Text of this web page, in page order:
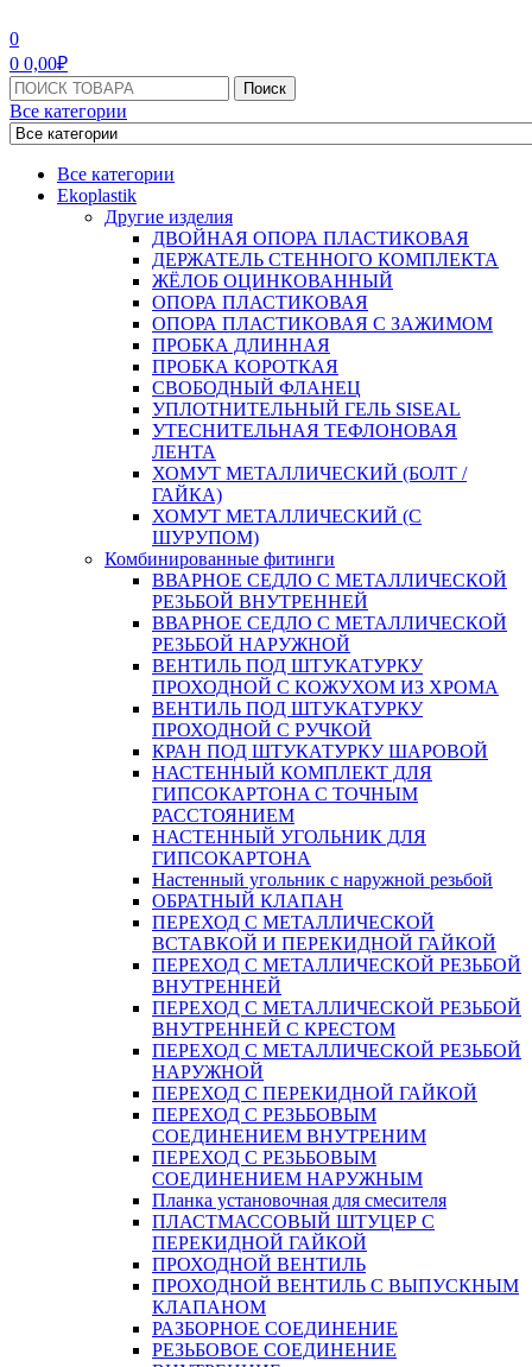
МЕНЮ
0
0 0,00₽
Поиск:
Поиск
Все категории
Все категории
Ekoplastik
Другие изделия
ДВОЙНАЯ ОПОРА ПЛАСТИКОВАЯ
ДЕРЖАТЕЛЬ СТЕННОГО КОМПЛЕКТА
ЖЁЛОБ ОЦИНКОВАННЫЙ
ОПОРА ПЛАСТИКОВАЯ
ОПОРА ПЛАСТИКОВАЯ С ЗАЖИМОМ
ПРОБКА ДЛИННАЯ
ПРОБКА КОРОТКАЯ
СВОБОДНЫЙ ФЛАНЕЦ
УПЛОТНИТЕЛЬНЫЙ ГЕЛЬ SISEAL
УТЕСНИТЕЛЬНАЯ ТЕФЛОНОВАЯ
ЛЕНТА
ХОМУТ МЕТАЛЛИЧЕСКИЙ (БОЛТ /
ГАЙКА)
ХОМУТ МЕТАЛЛИЧЕСКИЙ (С
ШУРУПОМ)
Комбинированные фитинги
ВВАРНОЕ СЕДЛО С МЕТАЛЛИЧЕСКОЙ
РЕЗЬБОЙ ВНУТРЕННЕЙ
ВВАРНОЕ СЕДЛО С МЕТАЛЛИЧЕСКОЙ
РЕЗЬБОЙ НАРУЖНОЙ
ВЕНТИЛЬ ПОД ШТУКАТУРКУ
ПРОХОДНОЙ С КОЖУХОМ ИЗ ХРОМА
ВЕНТИЛЬ ПОД ШТУКАТУРКУ
ПРОХОДНОЙ С РУЧКОЙ
КРАН ПОД ШТУКАТУРКУ ШАРОВОЙ
НАСТЕННЫЙ КОМПЛЕКТ ДЛЯ
ГИПСОКАРТОНA С ТОЧНЫМ
РАССТОЯНИЕМ
НАСТЕННЫЙ УГОЛЬНИК ДЛЯ
ГИПСОКАРТОНА
Настенный угольник с наружной резьбой
ОБРАТНЫЙ КЛАПАН
ПЕРЕХОД С МЕТАЛЛИЧЕСКОЙ
ВСТАВКОЙ И ПЕРЕКИДНОЙ ГАЙКОЙ
ПЕРЕХОД С МЕТАЛЛИЧЕСКОЙ РЕЗЬБОЙ
ВНУТРЕННЕЙ
ПЕРЕХОД С МЕТАЛЛИЧЕСКОЙ РЕЗЬБОЙ
ВНУТРЕННЕЙ С КРЕСТОМ
ПЕРЕХОД С МЕТАЛЛИЧЕСКОЙ РЕЗЬБОЙ
НАРУЖНОЙ
ПЕРЕХОД С ПЕРЕКИДНОЙ ГАЙКОЙ
ПЕРЕХОД С РЕЗЬБОВЫМ
СОЕДИНЕНИЕМ ВНУТРЕНИМ
ПЕРЕХОД С РЕЗЬБОВЫМ
СОЕДИНЕНИЕМ НАРУЖНЫМ
Планка установочная для смесителя
ПЛАСТМАССОВЫЙ ШТУЦЕР С
ПЕРЕКИДНОЙ ГАЙКОЙ
ПРОХОДНОЙ ВЕНТИЛЬ
ПРОХОДНОЙ ВЕНТИЛЬ С ВЫПУСКНЫМ
КЛАПАНОМ
РАЗБОРНОЕ СОЕДИНЕНИЕ
РЕЗЬБОВОЕ СОЕДИНЕНИЕ